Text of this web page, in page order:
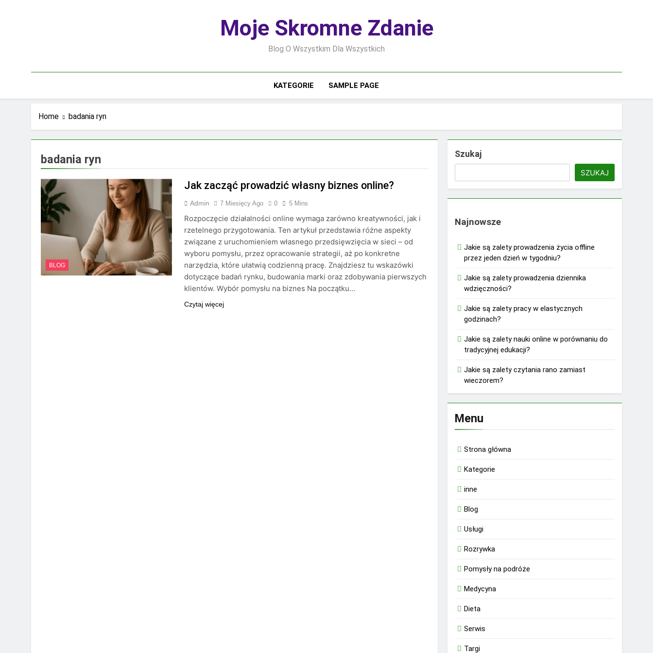
Moje Skromne Zdanie
Blog O Wszystkim Dla Wszystkich
KATEGORIE SAMPLE PAGE
Home badania ryn
badania ryn
BLOG
Jak zacząć prowadzić własny biznes online?
Admin 7 Miesięcy Ago 0 5 Mins
Rozpoczęcie działalności online wymaga zarówno kreatywności, jak i
rzetelnego przygotowania. Ten artykuł przedstawia różne aspekty
związane z uruchomieniem własnego przedsięwzięcia w sieci – od
wyboru pomysłu, przez opracowanie strategii, aż po konkretne
narzędzia, które ułatwią codzienną pracę. Znajdziesz tu wskazówki
dotyczące badań rynku, budowania marki oraz zdobywania pierwszych
klientów. Wybór pomysłu na biznes Na początku…
Czytaj więcej
Szukaj
SZUKAJ
Najnowsze
Jakie są zalety prowadzenia życia offline
przez jeden dzień w tygodniu?
Jakie są zalety prowadzenia dziennika
wdzięczności?
Jakie są zalety pracy w elastycznych
godzinach?
Jakie są zalety nauki online w porównaniu do
tradycyjnej edukacji?
Jakie są zalety czytania rano zamiast
wieczorem?
Menu
Strona główna
Kategorie
inne
Blog
Usługi
Rozrywka
Pomysły na podróże
Medycyna
Dieta
Serwis
Targi